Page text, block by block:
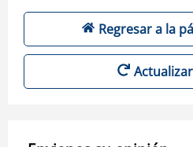
Regresar a la